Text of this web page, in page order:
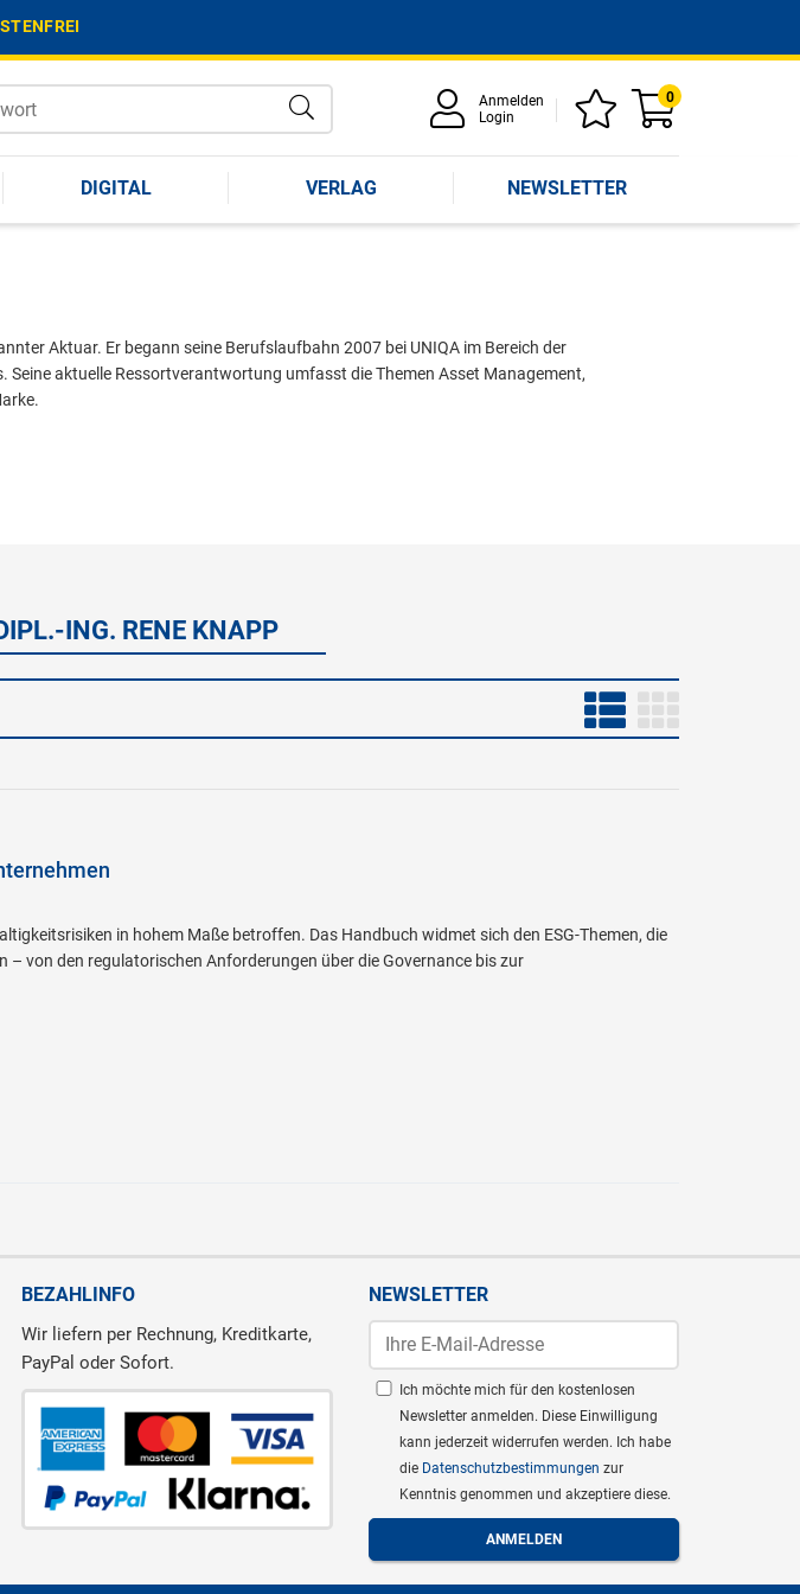
Anmelden
Login
0
DIGITAL VERLAG NEWSLETTER
Aktuar. Er begann seine Berufslaufbahn 2007 bei UNIQA im Bereich der
aktuelle Ressortverantwortung umfasst die Themen Asset Management,
ING. RENE KNAPP
in hohem Maße betroffen. Das Handbuch widmet sich den ESG-Themen, die
– von den regulatorischen Anforderungen über die Governance bis zur
BEZAHLINFO
Wir liefern per Rechnung, Kreditkarte,
PayPal oder Sofort.
NEWSLETTER
Ich möchte mich für den kostenlosen
Newsletter anmelden. Diese Einwilligung
kann jederzeit widerrufen werden. Ich habe
die Datenschutzbestimmungen zur
Kenntnis genommen und akzeptiere diese.